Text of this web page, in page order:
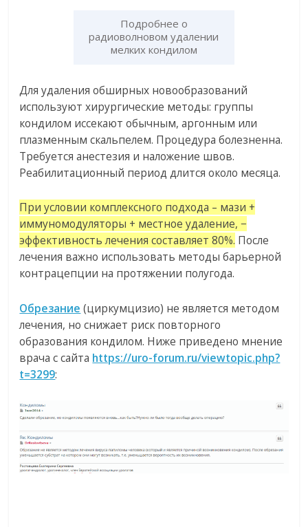
Подробнее о
радиоволновом удалении
мелких кондилом
Для удаления обширных новообразований
используют хирургические методы: группы
кондилом иссекают обычным, аргонным или
плазменным скальпелем. Процедура болезненна.
Требуется анестезия и наложение швов.
Реабилитационный период длится около месяца.
При условии комплексного подхода – мази +
иммуномодуляторы + местное удаление, −
эффективность лечения составляет 80%. После
лечения важно использовать методы барьерной
контрацепции на протяжении полугода.
Обрезание (циркумцизио) не является методом
лечения, но снижает риск повторного
образования кондилом. Ниже приведено мнение
врача с сайта https://uro-forum.ru/viewtopic.php?
t=3299: